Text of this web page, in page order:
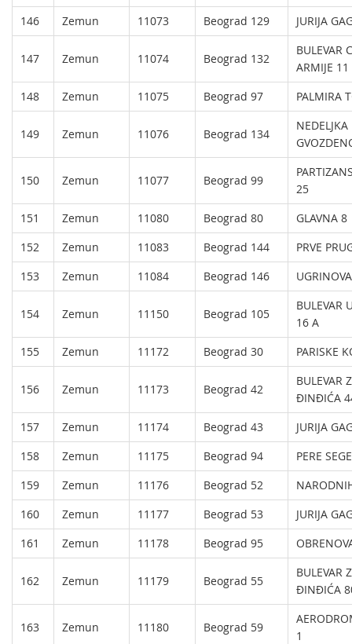
146
Zemun 11073 Beograd 129 JURIJA
147 Zemun 11074 Beograd 132
BULEVAR
ARMIJE 11
148
Zemun 11075 Beograd 97 PALMIRA
149 Zemun 11076 Beograd 134
NEDELJKA
150 Zemun 11077 Beograd 99
25
151
Zemun 11080 Beograd 80
GLAVNA 8
152
Zemun 11083 Beograd 144
PRVE
153
Zemun 11084 Beograd 146
154 Zemun 11150 Beograd 105
BULEVAR
16 A
155
Zemun 11172 Beograd 30 PARISKE
156 Zemun 11173 Beograd 42
BULEVAR
ĐINĐIĆA
157
Zemun 11174 Beograd 43
JURIJA
158
Zemun 11175 Beograd 94
PERE
159
Zemun 11176 Beograd 52
160
Zemun 11177 Beograd 53
JURIJA
161
Zemun 11178 Beograd 95
162 Zemun 11179 Beograd 55
BULEVAR
ĐINĐIĆA
163 Zemun 11180 Beograd 59
1